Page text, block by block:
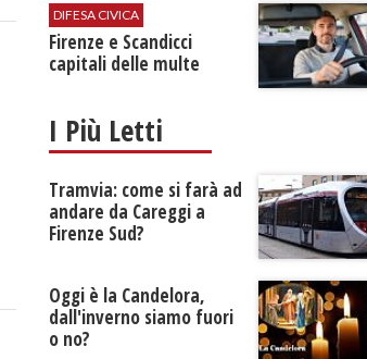
DIFESA CIVICA
Firenze e Scandicci
capitali delle multe
I Più Letti
Tramvia: come si farà ad
andare da Careggi a
Firenze Sud?
Oggi è la Candelora,
dall'inverno siamo fuori
o no?